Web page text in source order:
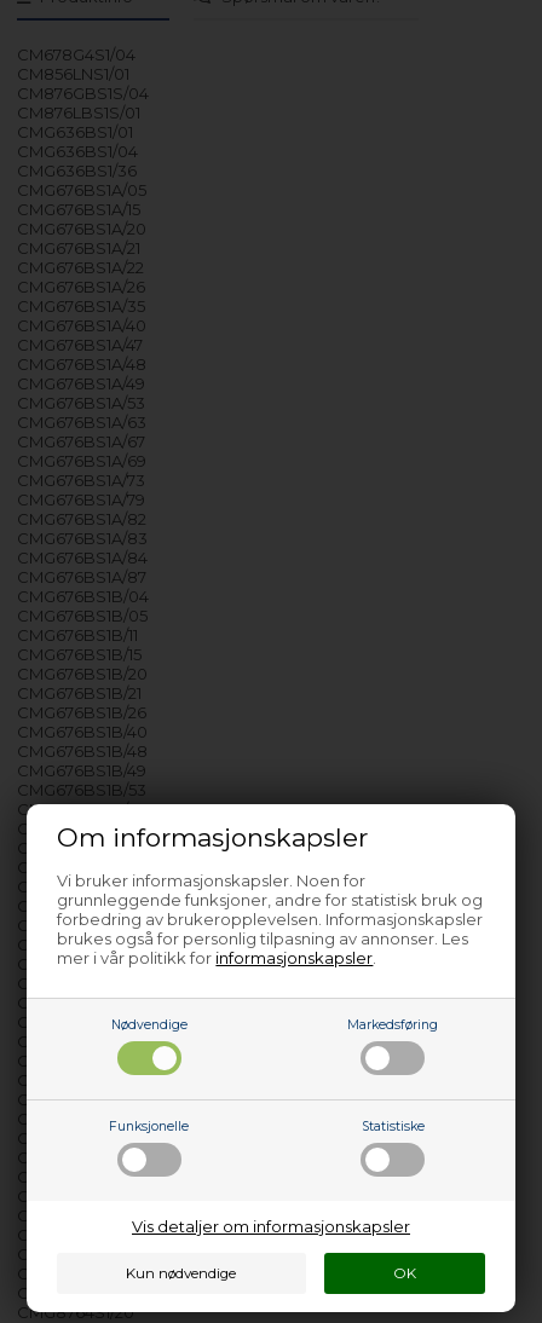
Om informasjonskapsler
Vi bruker informasjonskapsler. Noen for
grunnleggende funksjoner, andre for statistisk bruk og
forbedring av brukeropplevelsen. Informasjonskapsler
brukes også for personlig tilpasning av annonser. Les
mer i vår politikk for informasjonskapsler
Nødvendige Markedsføring
Funksjonelle Statistiske
Vis detaljer om informasjonskapsler
CM678G4S1/04
CM856LNS1/01
CM876GBS1S/04
CM876LBS1S/01
CMG636BS1/01
CMG636BS1/04
CMG636BS1/36
CMG676BS1A/05
CMG676BS1A/15
CMG676BS1A/20
CMG676BS1A/21
CMG676BS1A/22
CMG676BS1A/26
CMG676BS1A/35
CMG676BS1A/40
CMG676BS1A/47
CMG676BS1A/48
CMG676BS1A/49
CMG676BS1A/53
CMG676BS1A/63
CMG676BS1A/67
CMG676BS1A/69
CMG676BS1A/73
CMG676BS1A/79
CMG676BS1A/82
CMG676BS1A/83
CMG676BS1A/84
CMG676BS1A/87
CMG676BS1B/04
CMG676BS1B/05
CMG676BS1B/11
CMG676BS1B/15
CMG676BS1B/20
CMG676BS1B/21
CMG676BS1B/26
CMG676BS1B/40
CMG676BS1B/48
CMG676BS1B/49
CMG676BS1B/53
CMG676BS1B/63
CMG676BS1B/67
CMG676BS1B/69
CMG676BS2/01
CMG8760S1/05
CMG8760S1/15
CMG8760S1/20
CMG8760S1/21
CMG8760S1/22
CMG8760S1/26
CMG8760S1/35
CMG8760S1/40
CMG8760S1/48
CMG8760S1/49
CMG8760S1/53
CMG8760S1/63
CMG8760S1/67
CMG8760S1/69
CMG8760S1/73
CMG8760S1/79
CMG8760S1/82
CMG8760S1/83
CMG8760S1/84
CMG8760S1/87
CMG8764S1/05
CMG8764S1/15
CMG8764S1/20